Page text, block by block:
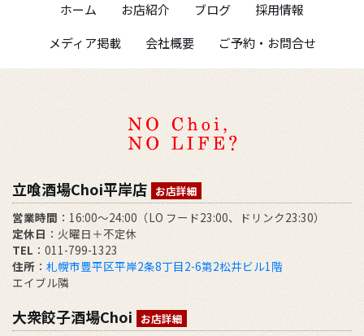
ホーム お店紹介 ブログ
採用情報
メディア掲載
会社概要 ご予約・お問合せ
立喰酒場Choi平岸店 お店詳細
営業時間 ：16:00～24:00（LO フード23:00、ドリンク23:30）
定休日 ：火曜日＋不定休
TEL ：011-799-1323
住所 ： 札幌市豊平区平岸2条8丁目2-6第2松井ビル1階
エイブル隣
大衆餃子酒場Choi お店詳細